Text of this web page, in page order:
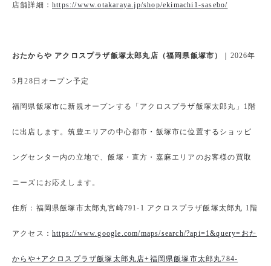
店舗詳細： https://www.otakaraya.jp/shop/ekimachi1-sasebo/
おたからや アクロスプラザ飯塚太郎丸店（福岡県飯塚市） ｜2026年
5月28日オープン予定
福岡県飯塚市に新規オープンする「アクロスプラザ飯塚太郎丸」1階
に出店します。筑豊エリアの中心都市・飯塚市に位置するショッピ
ングセンター内の立地で、飯塚・直方・嘉麻エリアのお客様の買取
ニーズにお応えします。
住所：福岡県飯塚市太郎丸宮崎791-1 アクロスプラザ飯塚太郎丸 1階
アクセス： https://www.google.com/maps/search/?api=1&query=おた
からや+アクロスプラザ飯塚太郎丸店+福岡県飯塚市太郎丸784-